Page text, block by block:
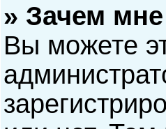
» Зачем
Вы можете